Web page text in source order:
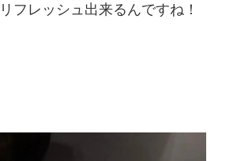
フレッシュ出来るんですね！